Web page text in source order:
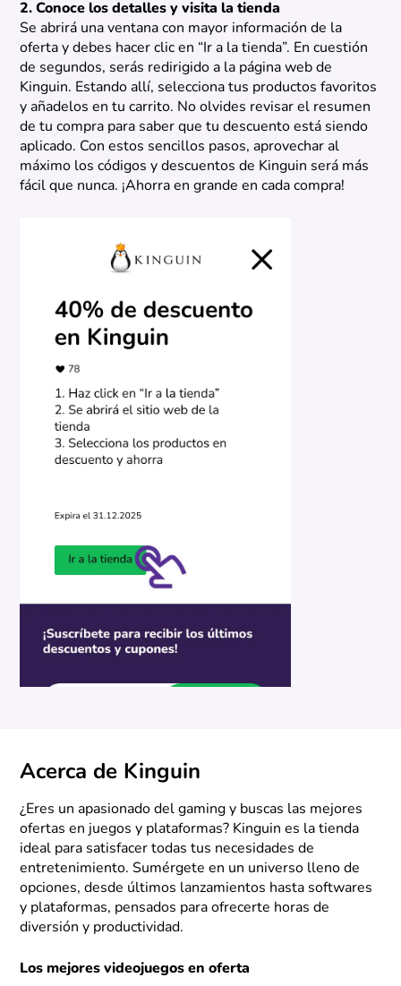
2. Conoce los detalles y visita la tienda
Se abrirá una ventana con mayor información de la
oferta y debes hacer clic en “Ir a la tienda”. En cuestión
de segundos, serás redirigido a la página web de
Kinguin. Estando allí, selecciona tus productos favoritos
y añadelos en tu carrito. No olvides revisar el resumen
de tu compra para saber que tu descuento está siendo
aplicado. Con estos sencillos pasos, aprovechar al
máximo los códigos y descuentos de Kinguin será más
fácil que nunca. ¡Ahorra en grande en cada compra!
Acerca de Kinguin
¿Eres un apasionado del gaming y buscas las mejores
ofertas en juegos y plataformas? Kinguin es la tienda
ideal para satisfacer todas tus necesidades de
entretenimiento. Sumérgete en un universo lleno de
opciones, desde últimos lanzamientos hasta softwares
y plataformas, pensados para ofrecerte horas de
diversión y productividad.
Los mejores videojuegos en oferta